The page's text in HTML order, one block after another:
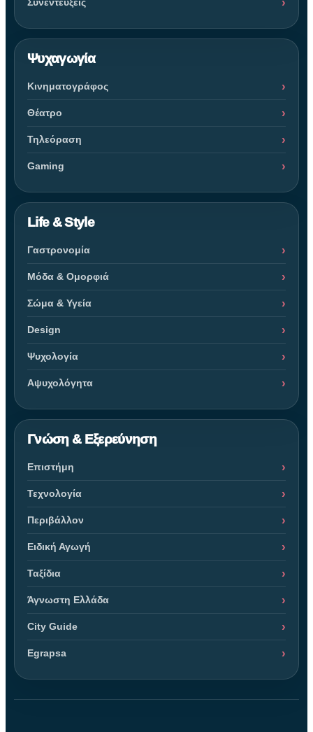
Ψυχαγωγία
Κινηματογράφος
Θέατρο
Τηλεόραση
Gaming
Life & Style
Γαστρονομία
Μόδα & Ομορφιά
Σώμα & Υγεία
Design
Ψυχολογία
Αψυχολόγητα
Γνώση & Εξερεύνηση
Επιστήμη
Τεχνολογία
Περιβάλλον
Ειδική Αγωγή
Ταξίδια
Άγνωστη Ελλάδα
City Guide
Egrapsa